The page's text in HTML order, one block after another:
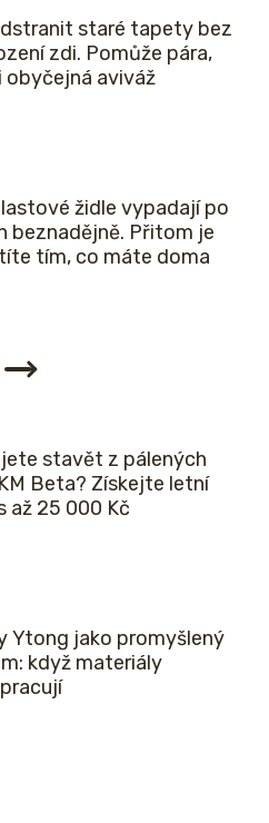
staré tapety bez
zdi. Pomůže pára,
obyčejná aviváž
židle vypadají po
beznadějně. Přitom je
tím, co máte doma
stavět z pálených
Beta? Získejte letní
až 25 000 Kč
Ytong jako promyšlený
když materiály